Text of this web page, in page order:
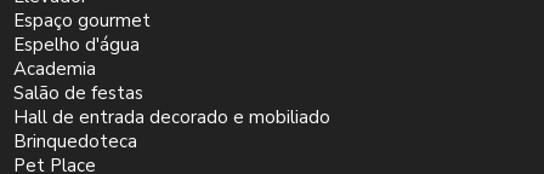
Espaço gourmet
Espelho d'água
Academia
Salão de festas
Hall de entrada decorado e mobiliado
Brinquedoteca
Pet Place